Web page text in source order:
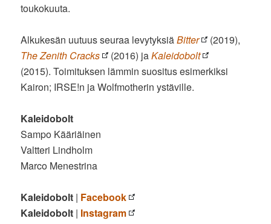
toukokuuta.
Alkukesän uutuus seuraa levytyksiäBitter
(2019),
The Zenith Cracks
(2016) jaKaleidobolt
(2015). Toimituksen lämmin suositus esimerkiksi
Kairon; IRSE!n ja Wolfmotherin ystäville.
Kaleidobolt
Sampo Kääriäinen
Valtteri Lindholm
Marco Menestrina
Kaleidobolt | Facebook
Kaleidobolt | Instagram